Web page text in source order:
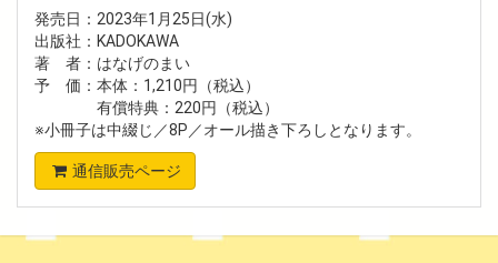
発売日：2023年1月25日(水)
出版社：KADOKAWA
著 者：はなげのまい
予 価：本体：1,210円（税込）
有償特典：220円（税込）
※小冊子は中綴じ／8P／オール描き下ろしとなります。
通信販売ページ